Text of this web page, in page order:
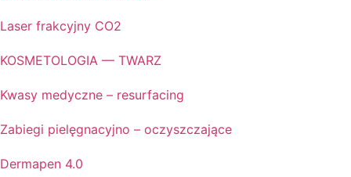
Laser frakcyjny CO2
KOSMETOLOGIA — TWARZ
Kwasy medyczne – resurfacing
Zabiegi pielęgnacyjno – oczyszczające
Dermapen 4.0